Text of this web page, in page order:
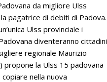
da migliore Ulss
pagatrice di debiti di Padova.
Ulss provinciale i
diventeranno cittadini
regionale Maurizio
propone la Ulss 15 padovana
nella nuova